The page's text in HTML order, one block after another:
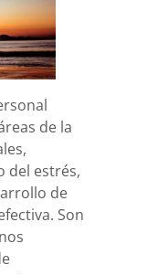
de la
del estrés,
de
Son